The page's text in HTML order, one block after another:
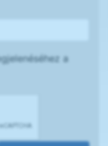
a